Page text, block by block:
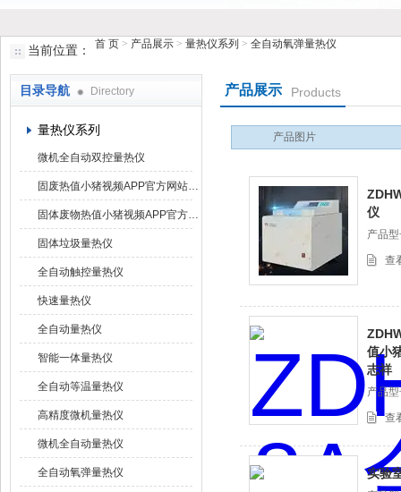
鹤壁市小猪视频罗志祥仪器仪表有限公司
当前位置： 首 页 > 产品展示 > 量热仪系列 > 全自动氧弹量热仪
目录导航 Directory
量热仪系列
微机全自动双控量热仪
固废热值小猪视频APP官方网站下载罗志祥
固体废物热值小猪视频APP官方网站下载罗志祥
固体垃圾量热仪
全自动触控量热仪
快速量热仪
全自动量热仪
智能一体量热仪
全自动等温量热仪
高精度微机量热仪
微机全自动量热仪
全自动氧弹量热仪
产品展示 Products
产品图片
仪
产品型
查
值小
志祥
产品型
查
实验